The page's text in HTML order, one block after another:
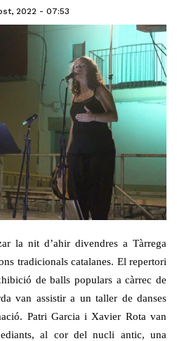
2022 - 07:53
la nit d’ahir divendres a Tàrrega
tradicionals catalanes. El repertori
de balls populars a càrrec de
van assistir a un taller de danses
Patri Garcia i Xavier Rota van
al cor del nucli antic, una